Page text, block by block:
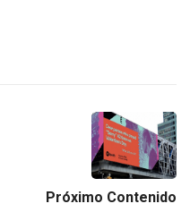
Próximo Contenido